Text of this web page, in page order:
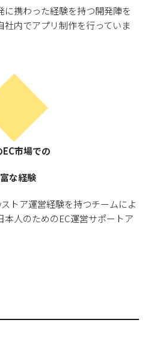
携わった経験を持つ開発陣を
内でアプリ制作を行っていま
EC市場での
な経験
トア運営経験を持つチームによ
人のためのEC運営サポートア